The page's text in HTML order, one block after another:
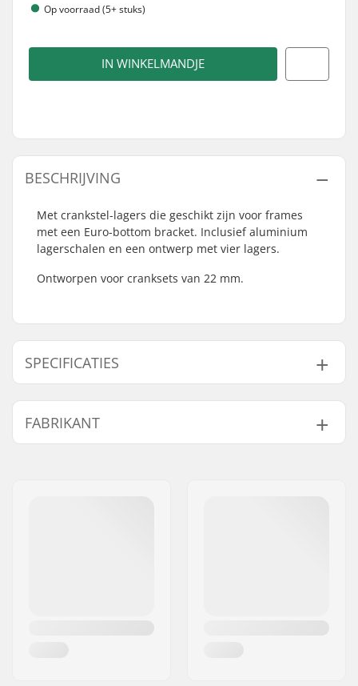
Op voorraad (5+ stuks)
IN WINKELMANDJE
BESCHRIJVING
Met crankstel-lagers die geschikt zijn voor frames
met een Euro-bottom bracket. Inclusief aluminium
lagerschalen en een ontwerp met vier lagers.
Ontworpen voor cranksets van 22 mm.
SPECIFICATIES
Bottom Bracket: Europees (EURO),
Trapas Diameter:
22mm
FABRIKANT